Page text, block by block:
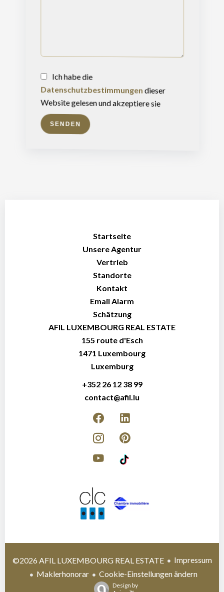
Ich habe die
Datenschutzbestimmungen dieser
Website gelesen und akzeptiere sie
SENDEN
Startseite
Unsere Agentur
Vertrieb
Standorte
Kontakt
Email Alarm
Schätzung
AFIL LUXEMBOURG REAL ESTATE
155 route d'Esch
1471 Luxembourg
Luxemburg
+352 26 12 38 99
contact@afil.lu
©2026 AFIL LUXEMBOURG REAL ESTATE
Impressum
Maklerhonorar
Cookie-Einstellungen ändern
Design by